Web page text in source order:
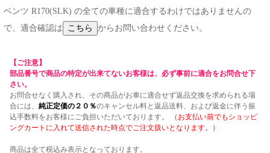
ベンツ R170(SLK) の全ての車種に適合するわけではありませんの
で、適合確認は
からお問い合わせください。
【ご注意】
部品番号で商品の特定が出来てないお客様は、必ず事前に適合をお問合せ下
さい。
お問合せなく購入され、その商品がお車に適合せず返品交換を求められる場
合には、 純正定価の２０％のキャンセル料と返品送料、および返金に伴う振
込手数料をお客様にご負担いただいております。
（お支払い前でもショッピ
ングカートに入れて送信された時点でご注文扱いとなります。）
商品は全て税込み表示となっております。